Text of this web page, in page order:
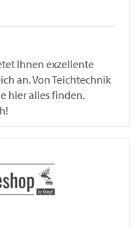
Ihnen exzellente
an. Von Teichtechnik
hier alles finden.